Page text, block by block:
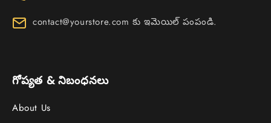
contact@yourstore.com కు ఇమెయిల్ పంపండి.
గోప్యత & నిబంధనలు
About Us